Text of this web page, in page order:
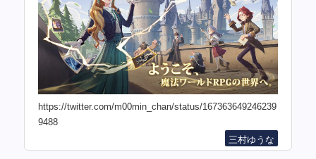
https://twitter.com/m00min_chan/status/167363649246239
9488
三村ゆうな